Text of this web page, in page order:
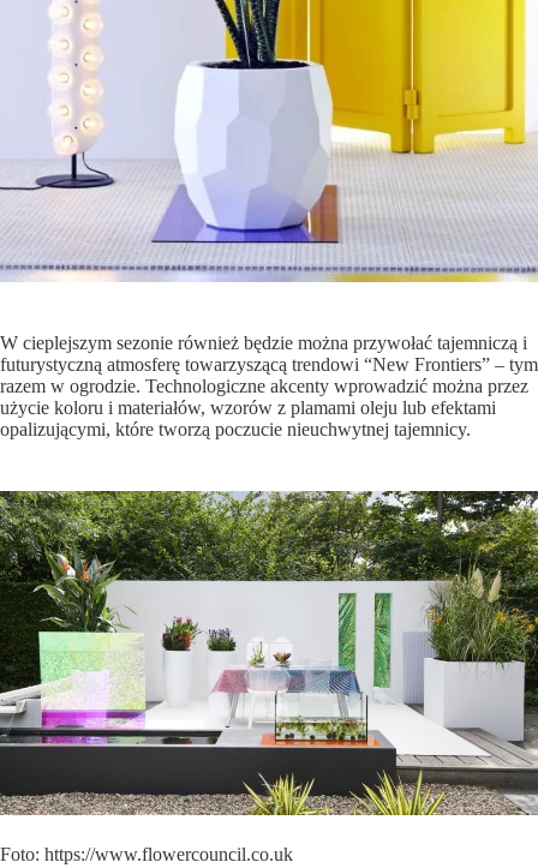
W cieplejszym sezonie również będzie można przywołać tajemniczą i
futurystyczną atmosferę towarzyszącą trendowi “New Frontiers” – tym
razem w ogrodzie. Technologiczne akcenty wprowadzić można przez
użycie koloru i materiałów, wzorów z plamami oleju lub efektami
opalizującymi, które tworzą poczucie nieuchwytnej tajemnicy.
Foto: https://www.flowercouncil.co.uk